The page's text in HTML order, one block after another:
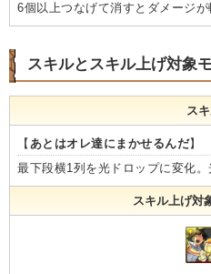
6個以上つなげて消すとダメージ
スキルとスキル上げ対象
ス
【 あとはオレ達にまかせるんだ】
最下段横1列を光ドロップに変化
スキル上げ対